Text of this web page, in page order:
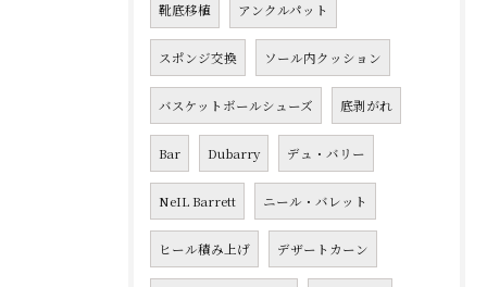
靴底移植 アンクルパット
スポンジ交換 ソール内クッション
バスケットボールシューズ 底剥がれ
Bar Dubarry デュ・バリー
NeIL Barrett ニール・バレット
ヒール積み上げ デザートカーン